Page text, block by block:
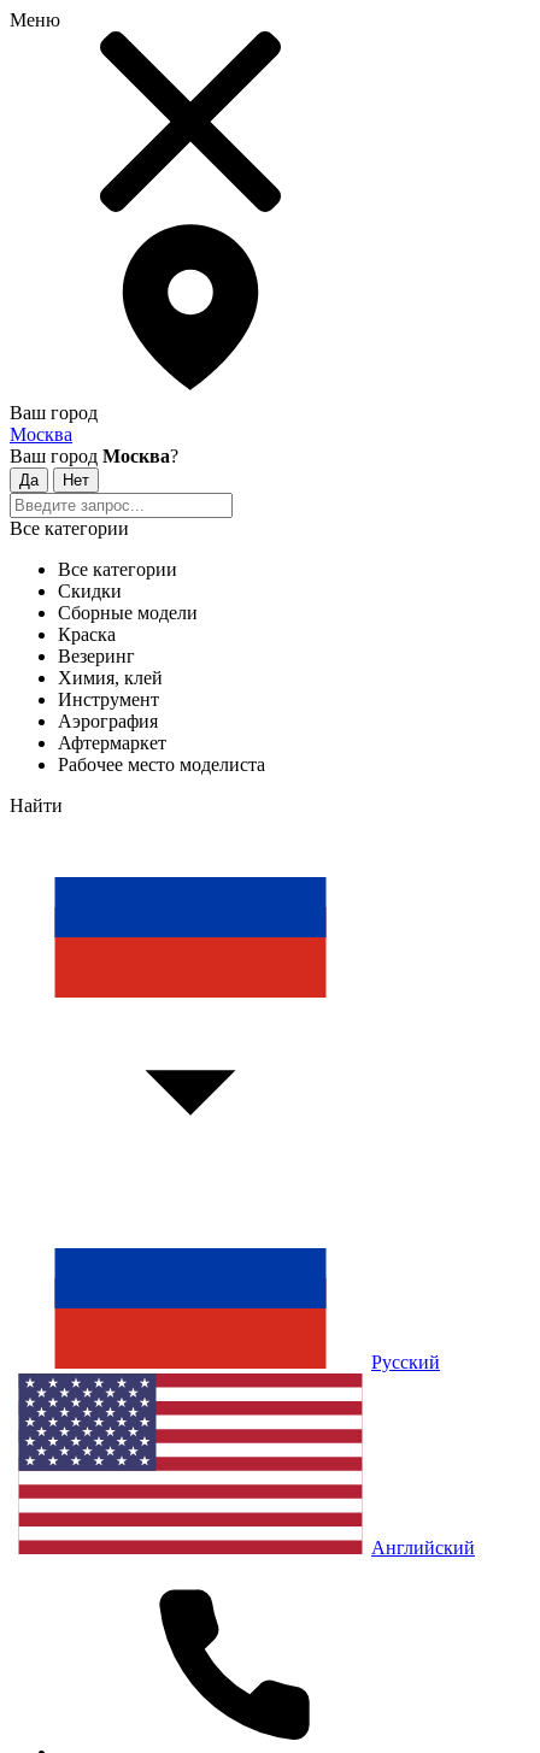
Меню
Ваш город
Москва
Ваш город Москва?
Все категории
Все категории
Скидки
Сборные модели
Краска
Везеринг
Химия, клей
Инструмент
Аэрография
Афтермаркет
Рабочее место моделиста
Найти
Русский
Английский